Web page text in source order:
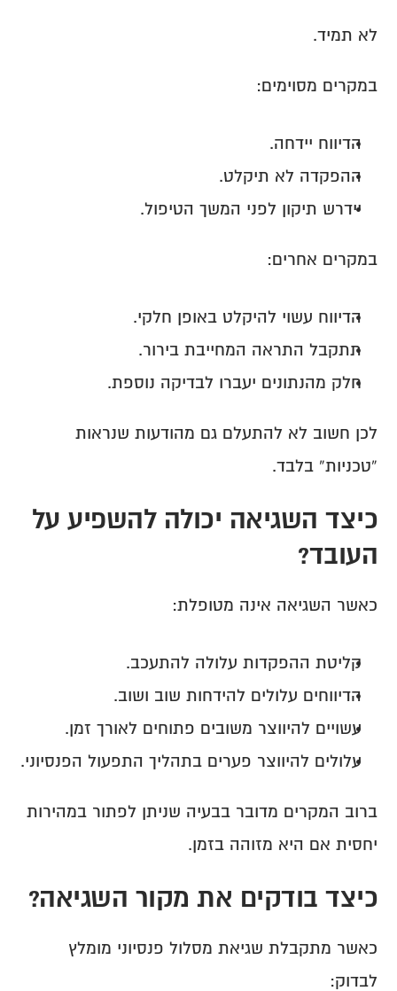
לא תמיד.
במקרים מסוימים:
הדיווח יידחה.
ההפקדה לא תיקלט.
יידרש תיקון לפני המשך הטיפול.
במקרים אחרים:
הדיווח עשוי להיקלט באופן חלקי.
תתקבל התראה המחייבת בירור.
חלק מהנתונים יעברו לבדיקה נוספת.
“טכניות” בלבד.
העובד?
כאשר השגיאה אינה מטופלת:
קליטת ההפקדות עלולה להתעכב.
הדיווחים עלולים להידחות שוב ושוב.
עשויים להיווצר משובים פתוחים לאורך זמן.
עלולים להיווצר פערים בתהליך התפעול הפנסיוני.
יחסית אם היא מזוהה בזמן.
כיצד בודקים את מקור השגיאה?
לבדוק: